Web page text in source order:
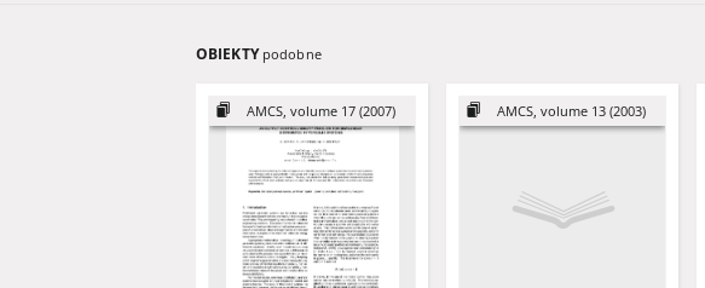
OBIEKTY podobne
AMCS, volume 17 (2007) AMCS, volume 13 (2003)